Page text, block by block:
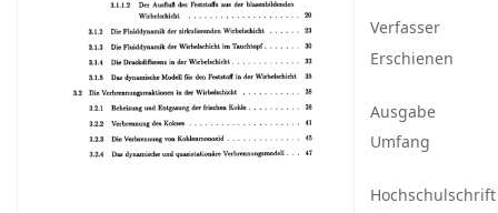
Verfasser
Erschienen
Ausgabe
Umfang
Hochschulschrift